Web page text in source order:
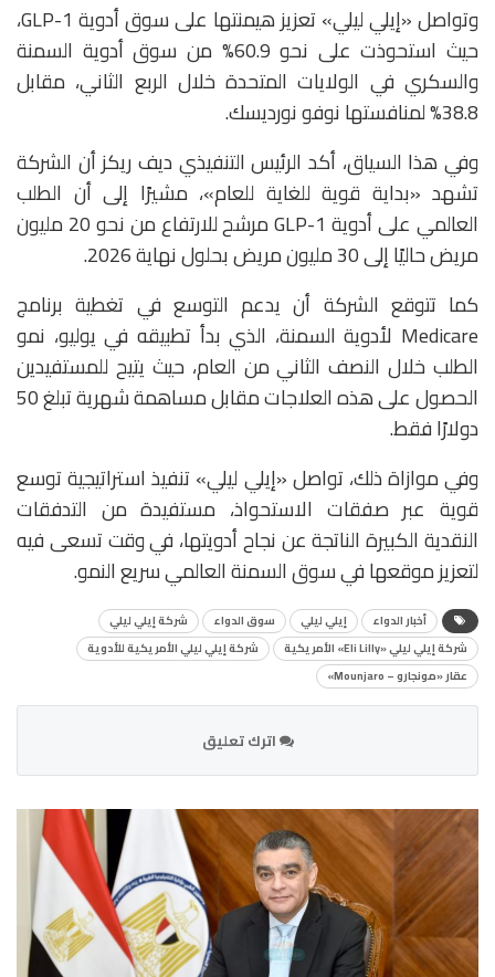
وتواصل «إيلي ليلي» تعزيز هيمنتها على سوق أدوية GLP-1،
حيث استحوذت على نحو 60.9% من سوق أدوية السمنة
والسكري في الولايات المتحدة خلال الربع الثاني، مقابل
38.8% لمنافستها
نوفو نورديسك.
وفي هذا السياق، أكد الرئيس التنفيذي ديف ريكز أن الشركة
تشهد «بداية قوية للغاية للعام»، مشيرًا إلى أن الطلب
العالمي على أدوية GLP-1 مرشح للارتفاع من نحو 20 مليون
مريض حاليًا إلى 30 مليون مريض بحلول نهاية 2026.
كما تتوقع الشركة أن يدعم التوسع في تغطية برنامج
Medicare لأدوية السمنة، الذي بدأ تطبيقه في يوليو، نمو
الطلب خلال النصف الثاني من العام، حيث يتيح للمستفيدين
الحصول على هذه العلاجات مقابل مساهمة شهرية تبلغ 50
دولارًا فقط.
وفي موازاة ذلك، تواصل «إيلي ليلي» تنفيذ استراتيجية توسع
قوية عبر صفقات الاستحواذ، مستفيدة من التدفقات
النقدية الكبيرة الناتجة عن نجاح أدويتها، في وقت تسعى فيه
لتعزيز موقعها في سوق السمنة العالمي سريع النمو.
أخبار الدواء إيلي ليلي سوق الدواء
شركة إيلي ليلي
شركة إيلي ليلي «Eli Lilly» الأمريكية
شركة إيلي ليلي الأمريكية للأدوية
عقار «مونجارو – Mounjaro»
اترك تعليق